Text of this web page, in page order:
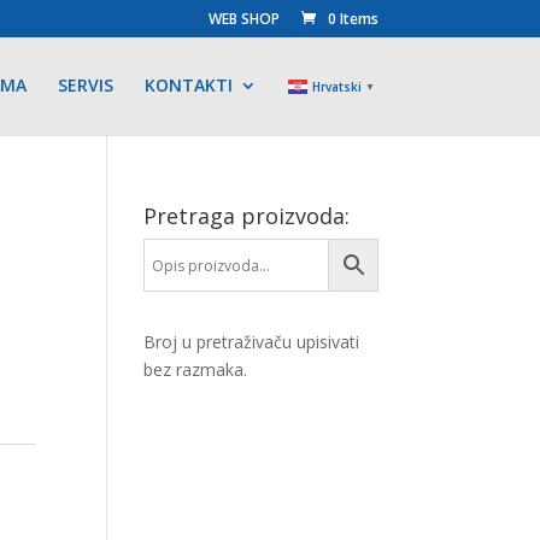
WEB SHOP 0 Items
SERVIS KONTAKTI Hrvatski ▼
Pretraga proizvoda:
Broj u pretraživaču upisivati
bez razmaka.